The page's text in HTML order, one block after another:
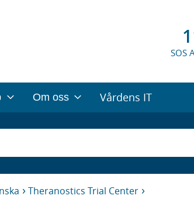
SOS
Om oss Vårdens IT
Theranostics Trial Center